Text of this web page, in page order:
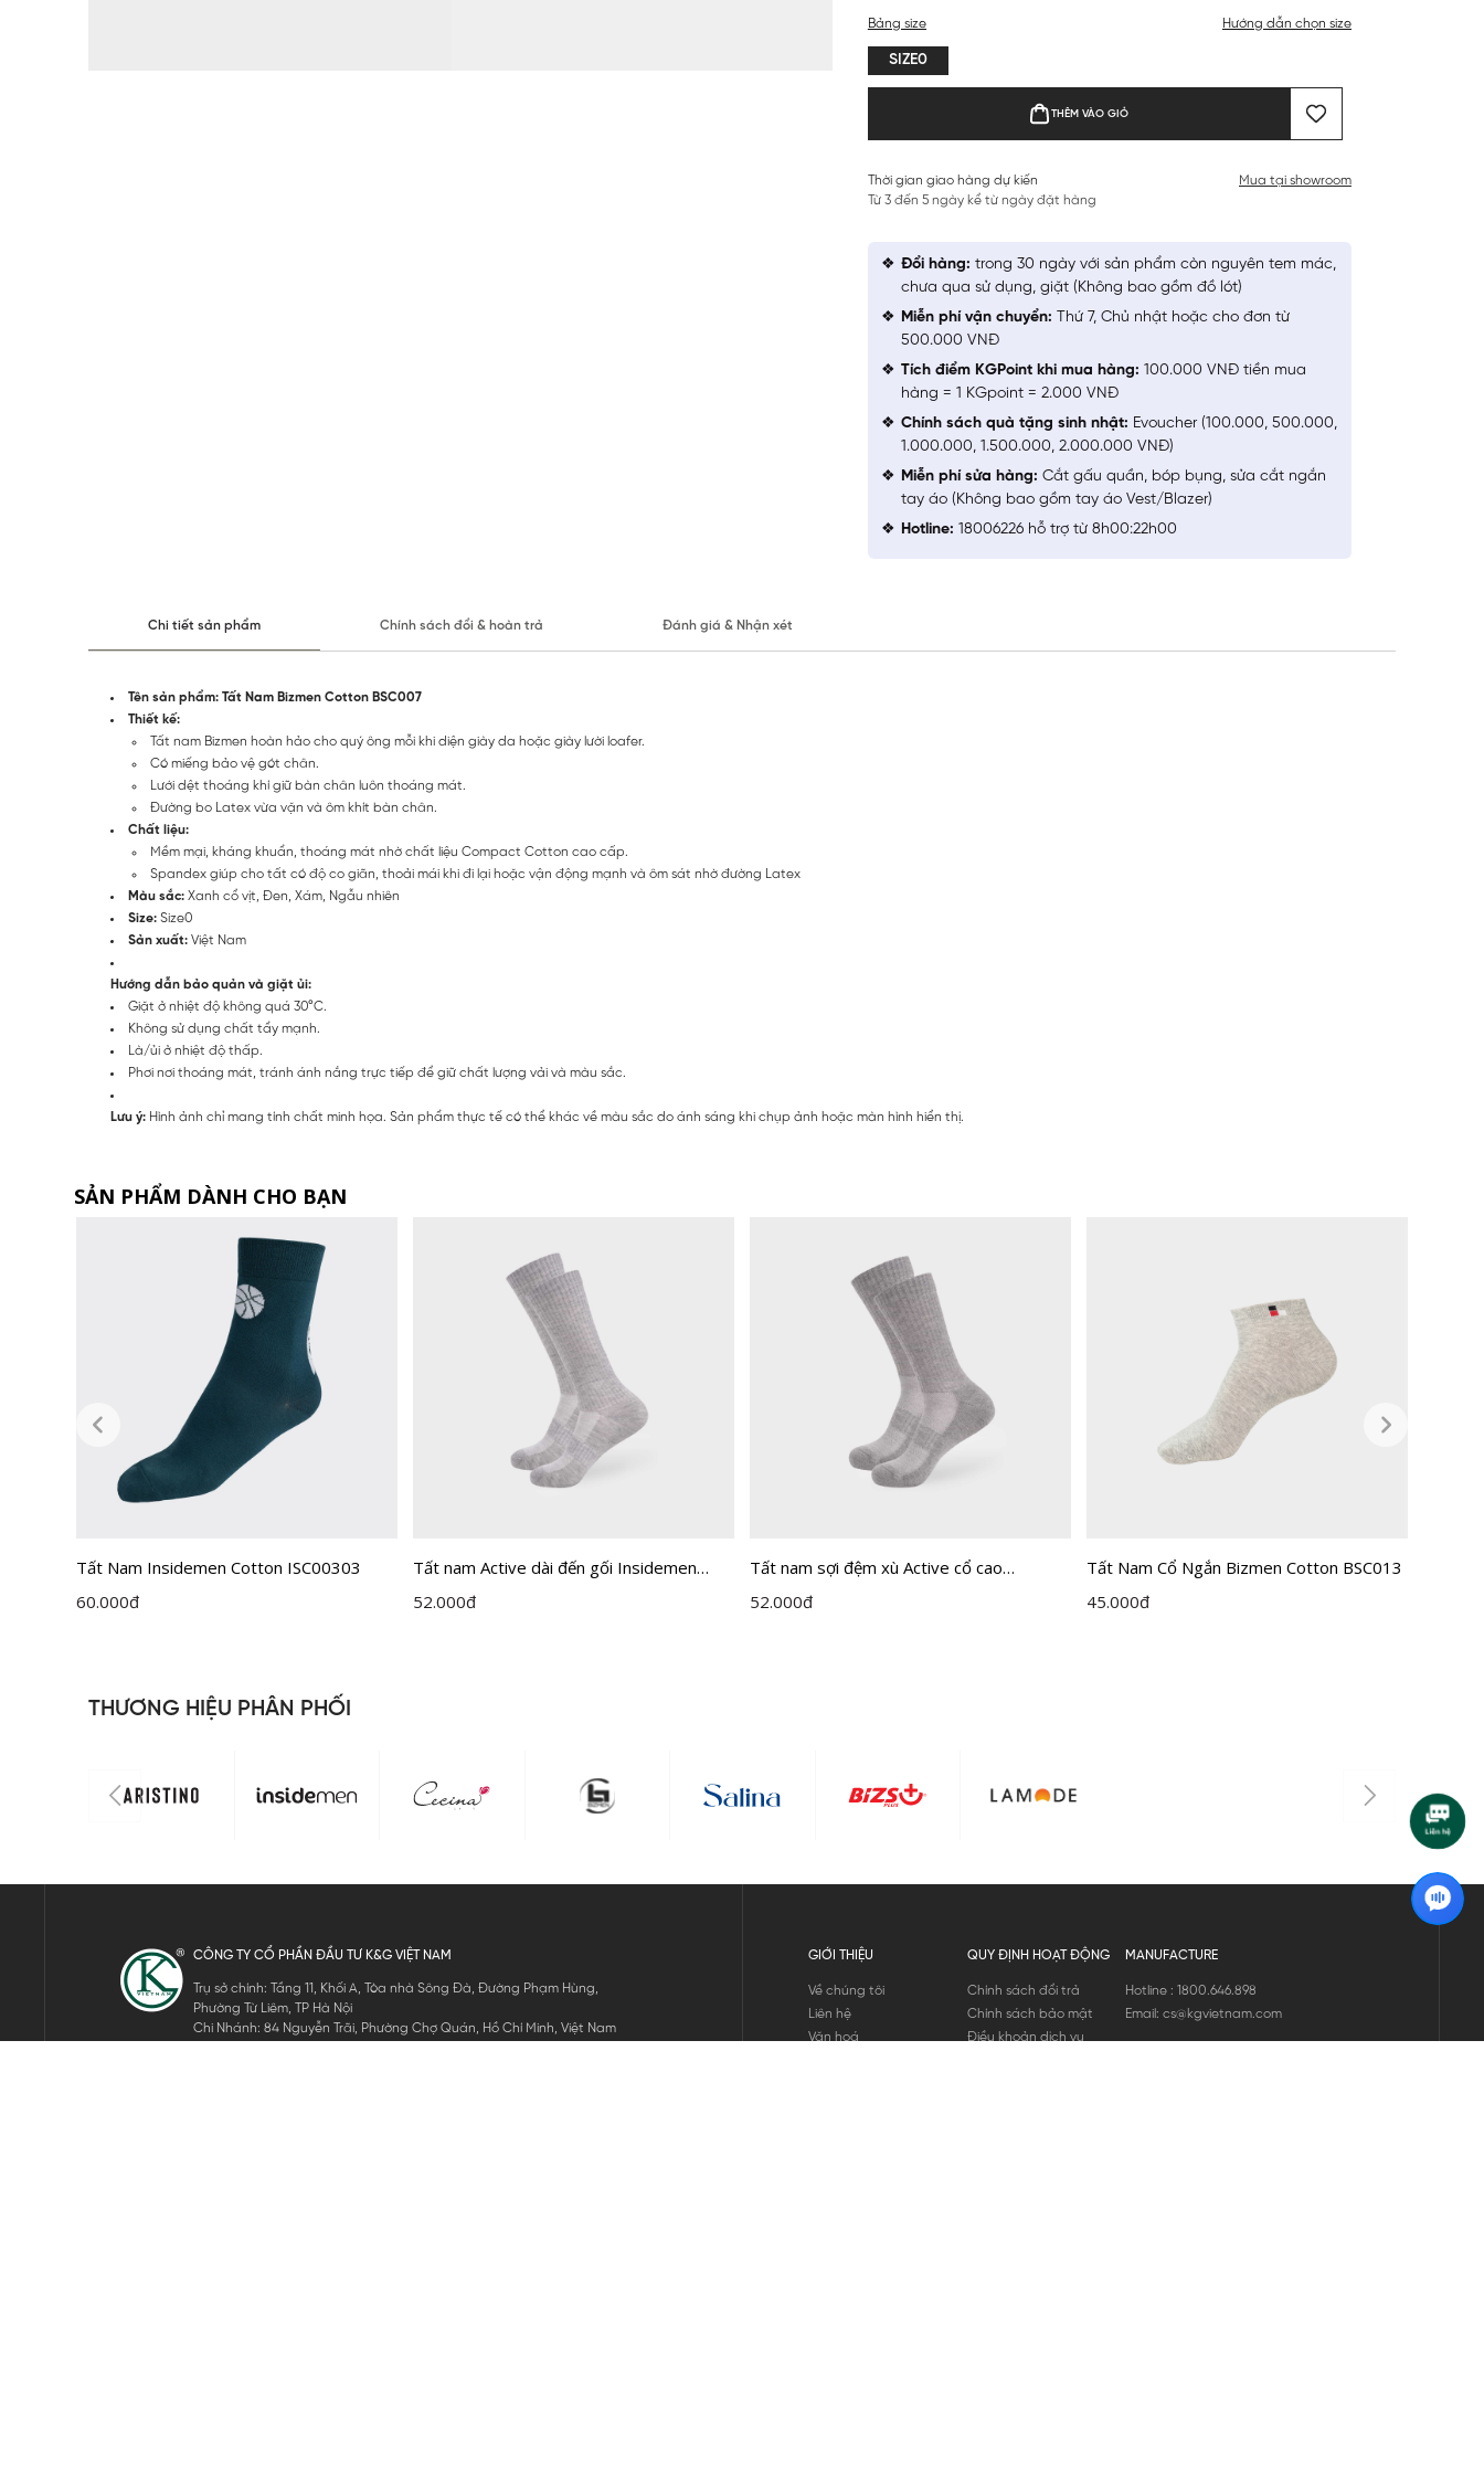
Bảng size Hướng dẫn chọn size
SIZE0
THÊM VÀO GIỎ
Thời gian giao hàng dự kiến
Từ 3 đến 5 ngày kể từ ngày đặt hàng
Mua tại showroom
Đổi hàng: trong 30 ngày với sản phẩm còn nguyên tem mác,
chưa qua sử dụng, giặt (Không bao gồm đồ lót)
Miễn phí vận chuyển: Thứ 7, Chủ nhật hoặc cho đơn từ
500.000 VNĐ
Tích điểm KGPoint khi mua hàng: 100.000 VNĐ tiền mua
hàng = 1 KGpoint = 2.000 VNĐ
Chính sách quà tặng sinh nhật: Evoucher (100.000, 500.000,
1.000.000, 1.500.000, 2.000.000 VNĐ)
Miễn phí sửa hàng: Cắt gấu quần, bóp bụng, sửa cắt ngắn
tay áo (Không bao gồm tay áo Vest/Blazer)
Hotline: 18006226 hỗ trợ từ 8h00:22h00
Chi tiết sản phẩm Chính sách đổi & hoàn trả Đánh giá & Nhận xét
Tên sản phẩm: Tất Nam Bizmen Cotton BSC007
Thiết kế:
Tất nam Bizmen hoàn hảo cho quý ông mỗi khi diện giày da hoặc giày lười loafer.
Có miếng bảo vệ gót chân.
Lưới dệt thoáng khí giữ bàn chân luôn thoáng mát.
Đường bo Latex vừa vặn và ôm khít bàn chân.
Chất liệu:
Mềm mại, kháng khuẩn, thoáng mát nhờ chất liệu Compact Cotton cao cấp.
Spandex giúp cho tất có độ co giãn, thoải mái khi đi lại hoặc vận động mạnh và ôm sát nhờ đường Latex
Màu sắc: Xanh cổ vịt, Đen, Xám, Ngẫu nhiên
Size: Size0
Sản xuất: Việt Nam
Hướng dẫn bảo quản và giặt ủi:
Giặt ở nhiệt độ không quá 30°C.
Không sử dụng chất tẩy mạnh.
Là/ủi ở nhiệt độ thấp.
Phơi nơi thoáng mát, tránh ánh nắng trực tiếp để giữ chất lượng vải và màu sắc.
Lưu ý: Hình ảnh chỉ mang tính chất minh họa. Sản phẩm thực tế có thể khác về màu sắc do ánh sáng khi chụp ảnh hoặc màn hình hiển thị.
SẢN PHẨM DÀNH CHO BẠN
Tất Nam Insidemen Cotton ISC00303
60.000đ
Tất nam Active dài đến gối Insidemen
ISC013M0H0
52.000đ
Tất nam sợi đệm xù Active cổ cao
Insidemen ISC016A0H0
52.000đ
Tất Nam Cổ Ngắn Bizmen Cotton BSC013
45.000đ
THƯƠNG HIỆU PHÂN PHỐI
CÔNG TY CỔ PHẦN ĐẦU TƯ K&G VIỆT NAM
Trụ sở chính: Tầng 11, Khối A, Tòa nhà Sông Đà, Đường Phạm Hùng,
Phường Từ Liêm, TP Hà Nội
Chi Nhánh: 84 Nguyễn Trãi, Phường Chợ Quán, Hồ Chí Minh, Việt Nam
GIỚI THIỆU
Về chúng tôi
Liên hệ
Văn hoá
QUY ĐỊNH HOẠT ĐỘNG
Chính sách đổi trả
Chính sách bảo mật
Điều khoản dịch vụ
MANUFACTURE
Hotline : 1800.646.898
Email: cs@kgvietnam.com